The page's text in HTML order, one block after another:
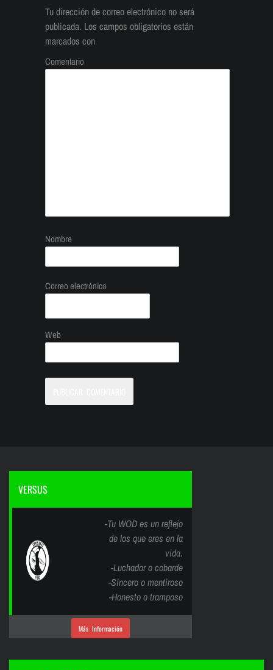
Tu dirección de correo electrónico no será
publicada. Los campos obligatorios están
marcados con
Comentario
Nombre
Correo electrónico
Web
VERSUS
-Tu WOD es un reflejo
de los que eres en la
vida.
-Luchador o cobarde
-Sincero o mentiroso
-Honesto o tramposo
Más Información